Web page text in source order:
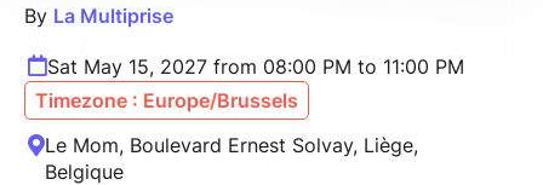
By La Multiprise
Sat May 15, 2027 from 08:00 PM to 11:00 PM
Timezone : Europe/Brussels
Le Mom, Boulevard Ernest Solvay, Liège,
Belgique